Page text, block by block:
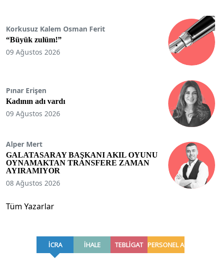
Korkusuz Kalem Osman Ferit
“Büyük zulüm!”
09 Ağustos 2026
Pınar Erişen
Kadının adı vardı
09 Ağustos 2026
Alper Mert
GALATASARAY BAŞKANI AKIL OYUNU
OYNAMAKTAN TRANSFERE ZAMAN
AYIRAMIYOR
08 Ağustos 2026
Tüm Yazarlar